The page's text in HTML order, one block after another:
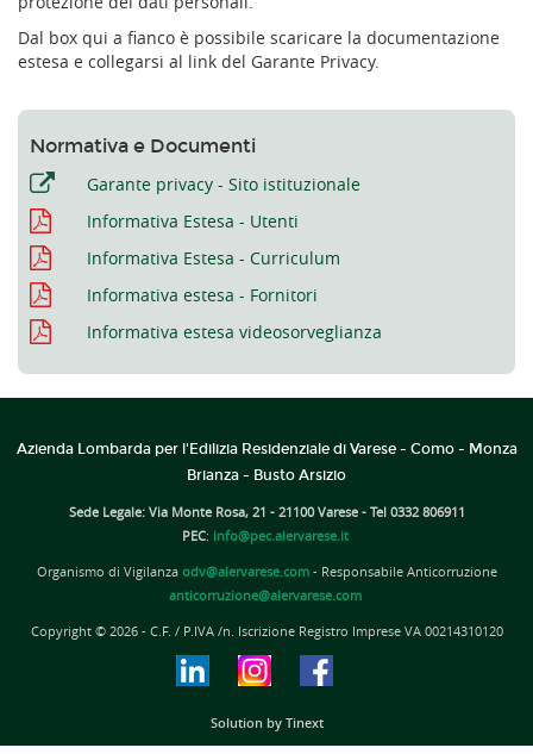
Dal box qui a fianco è possibile scaricare la documentazione
estesa e collegarsi al link del Garante Privacy.
Normativa e Documenti
Garante privacy - Sito istituzionale
Informativa Estesa - Utenti
Informativa Estesa - Curriculum
Informativa estesa - Fornitori
Informativa estesa videosorveglianza
Azienda Lombarda per l'Edilizia Residenziale di Varese - Como - Monza
Brianza - Busto Arsizio
Sede Legale: Via Monte Rosa, 21 - 21100 Varese - Tel 0332 806911
PEC: info@pec.alervarese.it
Organismo di Vigilanza odv@alervarese.com- Responsabile Anticorruzione
anticorruzione@alervarese.com
Copyright © 2026 - C.F. / P.IVA /n. Iscrizione Registro Imprese VA 00214310120
Solution by Tinext